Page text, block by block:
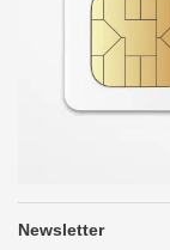
Newsletter